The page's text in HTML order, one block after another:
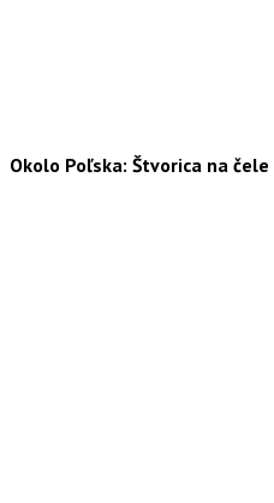
Okolo Poľska: Štvorica na